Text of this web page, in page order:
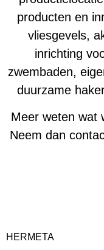
producten en
vliesgevels,
inrichting
zwembaden,
duurzame
Meer weten wat
Neem dan
HERMETA